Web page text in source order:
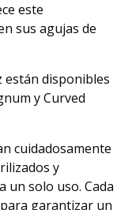
este
sus agujas de
están disponibles
y Curved
cuidadosamente
y
un solo uso. Cada
garantizar un